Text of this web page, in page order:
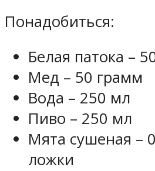
Понадобиться:
Белая патока –
Мед – 50 грамм
Вода – 250 мл
Пиво – 250 мл
Мята сушеная –
ложки